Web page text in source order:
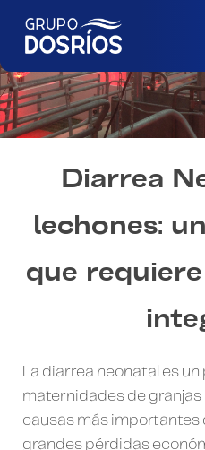
Diarrea
lechones:
que
La diarrea neonatal es
maternidades de granjas
causas más importantes
grandes pérdidas